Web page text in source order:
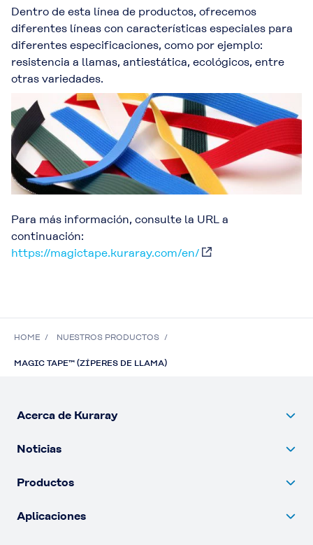
Dentro de esta línea de productos, ofrecemos
diferentes líneas con características especiales para
diferentes especificaciones, como por ejemplo:
resistencia a llamas, antiestática, ecológicos, entre
otras variedades.
Para más información, consulte la URL a
continuación:
https://magictape.kuraray.com/en/
HOME NUESTROS PRODUCTOS
MAGIC TAPE™ (ZÍPERES DE LLAMA)
Acerca de Kuraray
Noticias
Productos
Aplicaciones